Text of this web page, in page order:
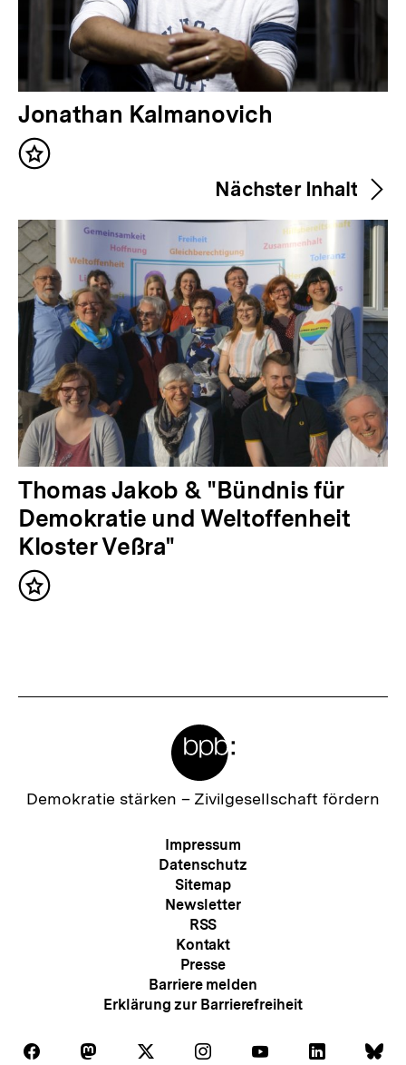
V
o
r
e
r
i
g
e
I
n
h
a
l
t
Jonathan Kalmanovich
Inhalt
Nächster Inhalt
N
ä
c
h
s
a
Thomas Jakob & "Bündnis für
Demokratie und Weltoffenheit
Kloster Veßra"
Inhalt
Zur
Demokratie stärken – Zivilgesellschaft fördern
Meta-
Navigation
Impressum
Datenschutz
Sitemap
Newsletter
RSS
Kontakt
Presse
Barriere melden
Erklärung zur Barrierefreiheit
Folgen
Auf
Folgen Folgen Folgen
Auf
Folgen Folgen